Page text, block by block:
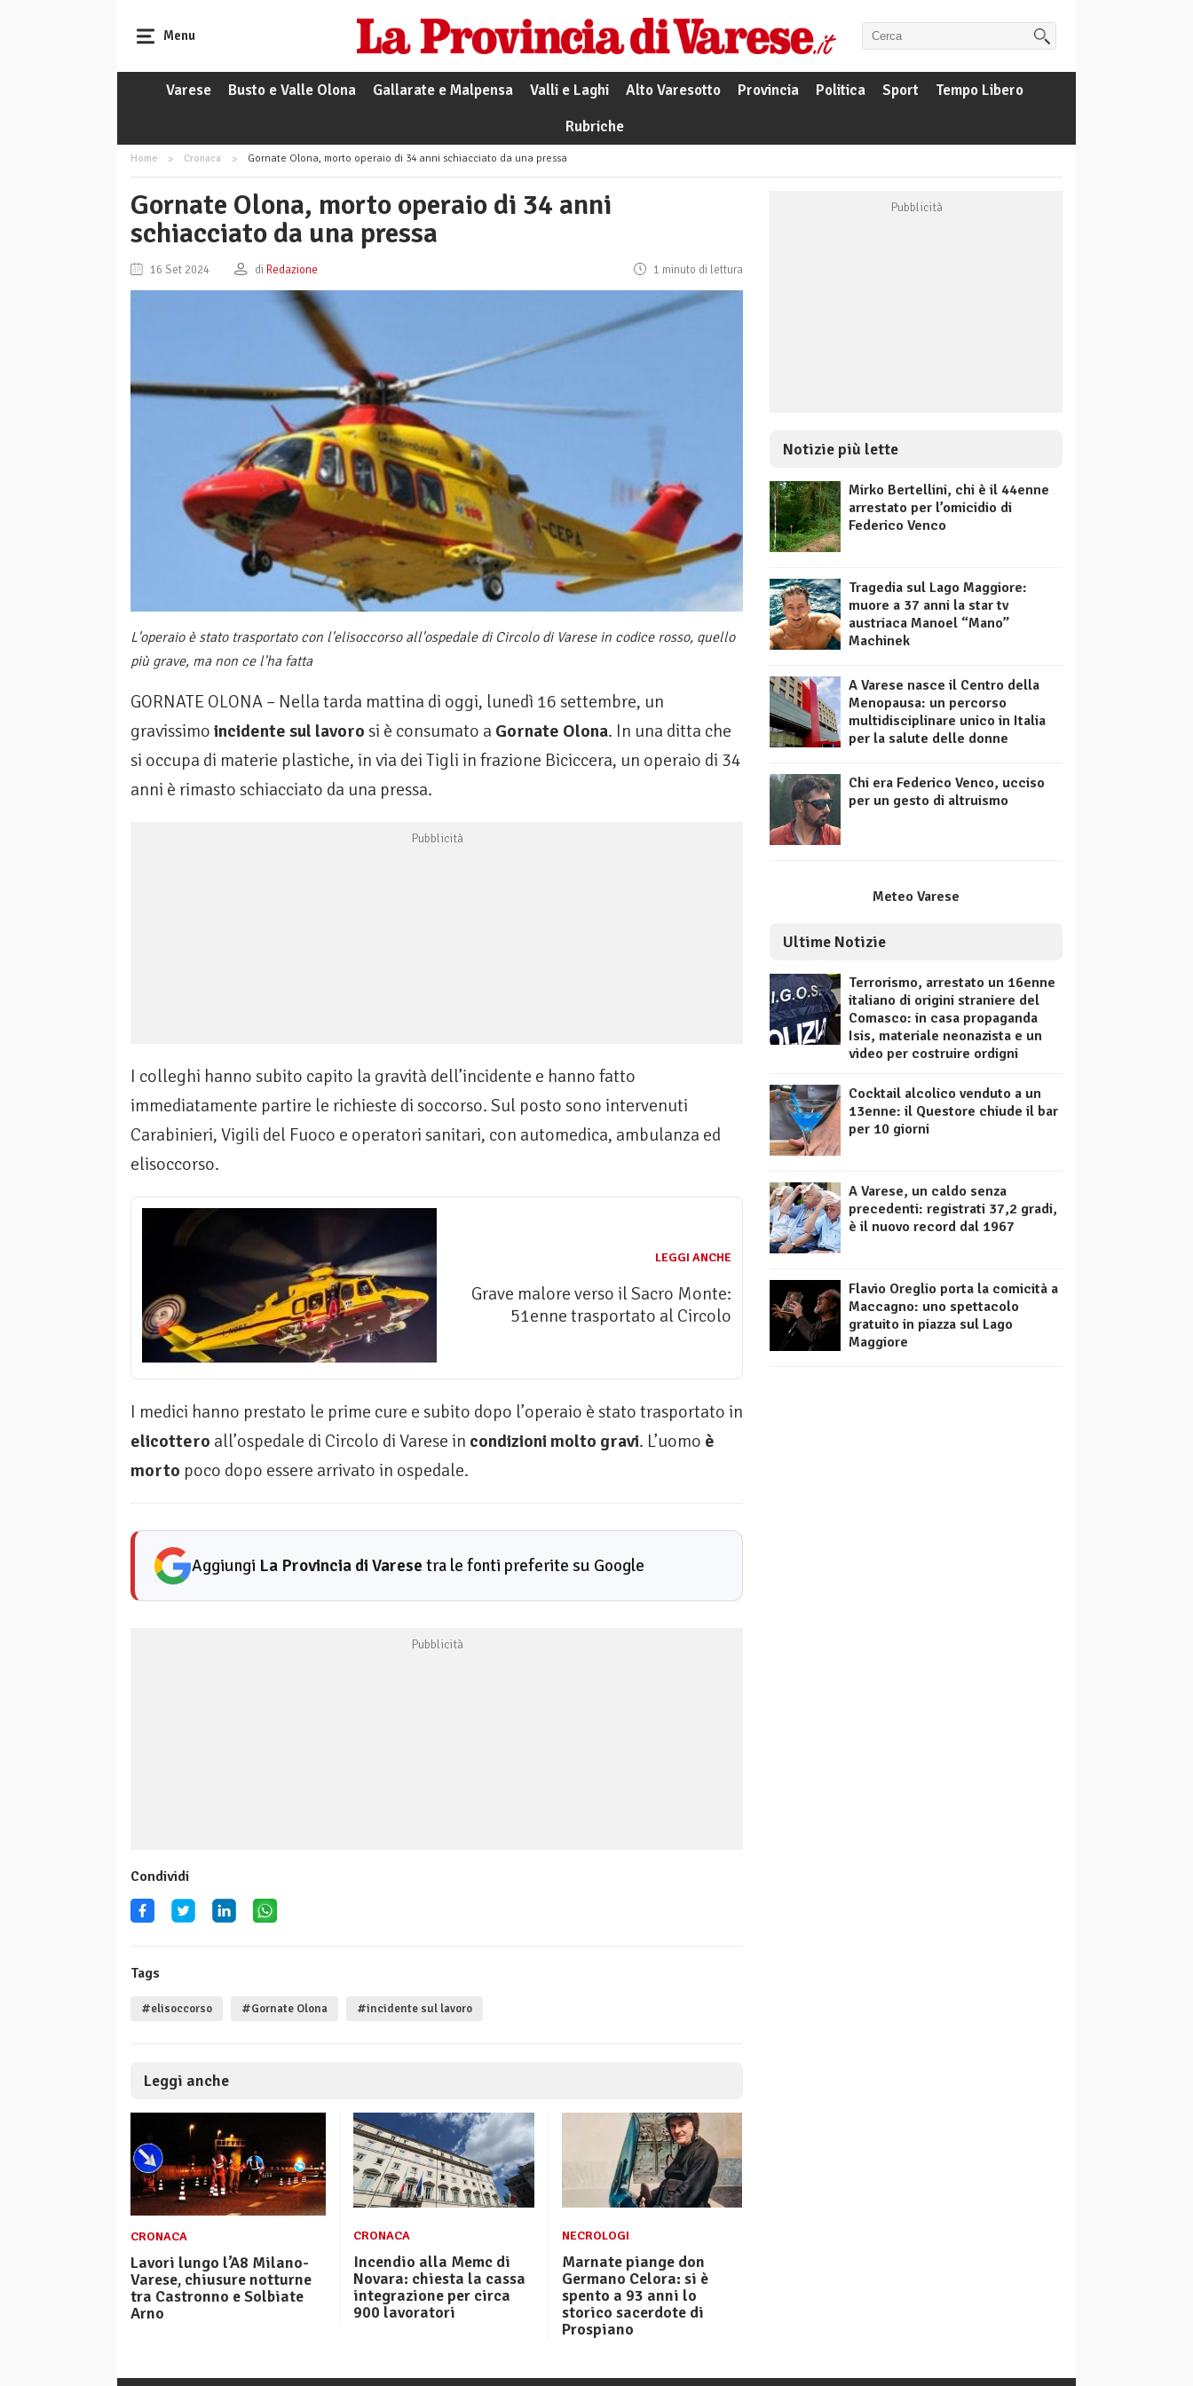
Menu
Varese Busto e Valle Olona Gallarate e Malpensa Valli e Laghi Alto Varesotto Provincia Politica Sport
Tempo Libero
Rubriche
Home Cronaca Gornate Olona, morto operaio di 34 anni schiacciato da una pressa
Gornate Olona, morto operaio di 34 anni
schiacciato da una pressa
16 Set 2024 di Redazione 1 minuto di lettura
L'operaio è stato trasportato con l'elisoccorso all'ospedale di Circolo di Varese in codice rosso, quello
più grave, ma non ce l'ha fatta
GORNATE OLONA – Nella tarda mattina di oggi, lunedì 16 settembre, un
gravissimo incidente sul lavoro si è consumato a Gornate Olona. In una ditta che
si occupa di materie plastiche, in via dei Tigli in frazione Biciccera, un operaio di 34
anni è rimasto schiacciato da una pressa.
I colleghi hanno subito capito la gravità dell’incidente e hanno fatto
immediatamente partire le richieste di soccorso. Sul posto sono intervenuti
Carabinieri, Vigili del Fuoco e operatori sanitari, con automedica, ambulanza ed
elisoccorso.
LEGGI ANCHE
Grave malore verso il Sacro Monte:
51enne trasportato al Circolo
I medici hanno prestato le prime cure e subito dopo l’operaio è stato trasportato in
elicottero all’ospedale di Circolo di Varese in condizioni molto gravi. L’uomo è
morto poco dopo essere arrivato in ospedale.
Aggiungi La Provincia di Varese tra le fonti preferite su Google
Condividi
Tags
#elisoccorso #Gornate Olona #incidente sul lavoro
Leggi anche
CRONACA
Lavori lungo l’A8 Milano-
Varese, chiusure notturne
tra Castronno e Solbiate
Arno
CRONACA
Incendio alla Memc di
Novara: chiesta la cassa
integrazione per circa
900 lavoratori
NECROLOGI
Marnate piange don
Germano Celora: si è
spento a 93 anni lo
storico sacerdote di
Prospiano
Notizie più lette
Mirko Bertellini, chi è il 44enne
arrestato per l’omicidio di
Federico Venco
Tragedia sul Lago Maggiore:
muore a 37 anni la star tv
austriaca Manoel “Mano”
Machinek
A Varese nasce il Centro della
Menopausa: un percorso
multidisciplinare unico in Italia
per la salute delle donne
Chi era Federico Venco, ucciso
per un gesto di altruismo
Meteo Varese
Ultime Notizie
Terrorismo, arrestato un 16enne
italiano di origini straniere del
Comasco: in casa propaganda
Isis, materiale neonazista e un
video per costruire ordigni
Cocktail alcolico venduto a un
13enne: il Questore chiude il bar
per 10 giorni
A Varese, un caldo senza
precedenti: registrati 37,2 gradi,
è il nuovo record dal 1967
Flavio Oreglio porta la comicità a
Maccagno: uno spettacolo
gratuito in piazza sul Lago
Maggiore